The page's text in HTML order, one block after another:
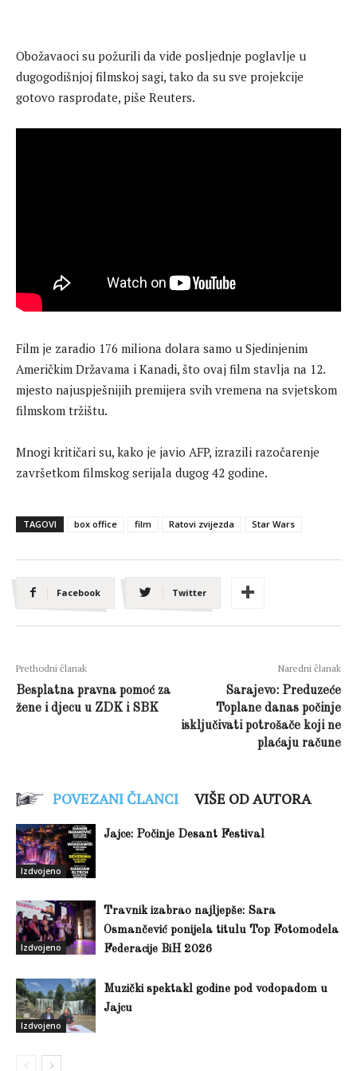
Obožavaoci su požurili da vide posljednje poglavlje u
dugogodišnjoj filmskoj sagi, tako da su sve projekcije
gotovo rasprodate, piše Reuters.
Film je zaradio 176 miliona dolara samo u Sjedinjenim
Američkim Državama i Kanadi, što ovaj film stavlja na 12.
mjesto najuspješnijih premijera svih vremena na svjetskom
filmskom tržištu.
Mnogi kritičari su, kako je javio AFP, izrazili razočarenje
završetkom filmskog serijala dugog 42 godine.
TAGOVI box office film Ratovi zvijezda Star Wars
Facebook Twitter
Prethodni članak
Besplatna pravna pomoć za
žene i djecu u ZDK i SBK
Naredni članak
Sarajevo: Preduzeće
Toplane danas počinje
isključivati potrošače koji ne
plaćaju račune
POVEZANI ČLANCI VIŠE OD AUTORA
Izdvojeno
Jajce: Počinje Desant Festival
Izdvojeno
Travnik izabrao najljepše: Sara
Osmančević ponijela titulu Top Fotomodela
Federacije BiH 2026
Izdvojeno
Muzički spektakl godine pod vodopadom u
Jajcu